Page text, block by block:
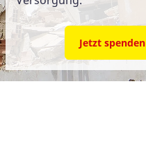
Jetzt spenden